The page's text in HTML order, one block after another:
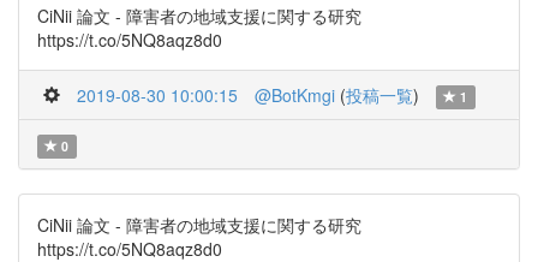
CiNii 論文 - 障害者の地域支援に関する研究
https://t.co/5NQ8aqz8d0
2019-08-30 10:00:15 @BotKmgi (投稿一覧) 1
0
CiNii 論文 - 障害者の地域支援に関する研究
https://t.co/5NQ8aqz8d0